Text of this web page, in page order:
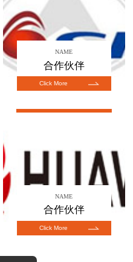
NAME
合作伙伴
Click More
NAME
合作伙伴
Click More